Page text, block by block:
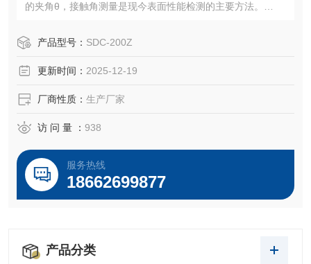
的夹角θ，接触角测量是现今表面性能检测的主要方法。
image analysis）方法测量样品表面接触角、润湿性能、表界
多点自动智能接触角测量等性能
产品型号： SDC-200Z
更新时间： 2025-12-19
厂商性质： 生产厂家
访 问 量 ： 938
服务热线
18662699877
产品分类